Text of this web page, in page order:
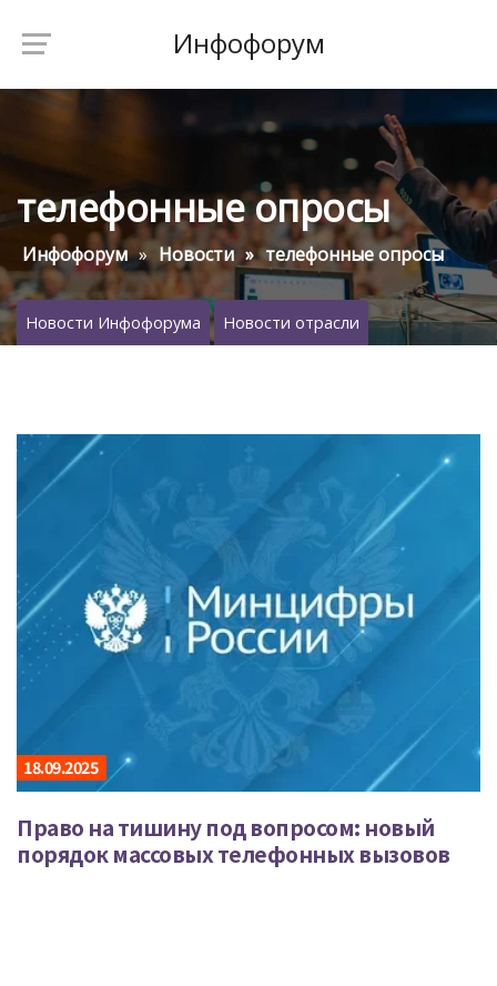
Инфофорум
телефонные опросы
Инфофорум Новости телефонные опросы
Новости Инфофорума Новости отрасли
18.09.2025
Право на тишину под вопросом: новый
порядок массовых телефонных вызовов